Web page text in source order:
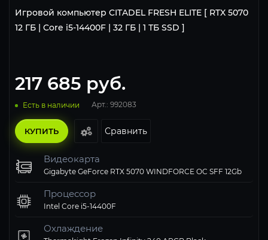
Игровой компьютер CITADEL FRESH ELITE [ RTX 5070
12 ГБ | Core i5-14400F | 32 ГБ | 1 ТБ SSD ]
217 685 руб.
Есть в наличии Арт.: 992083
КУПИТЬ Сравнить
Видеокарта
Gigabyte GeForce RTX 5070 WINDFORCE OC SFF 12Gb
Процессор
Intel Core i5-14400F
Охлаждение